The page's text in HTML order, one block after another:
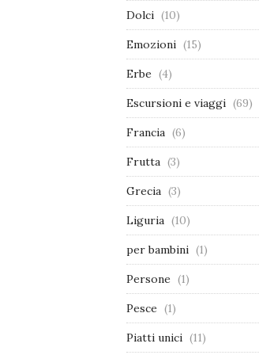
Dolci (10)
Emozioni (15)
Erbe (4)
Escursioni e viaggi (69)
Francia (6)
Frutta (3)
Grecia (3)
Liguria (10)
per bambini (1)
Persone (1)
Pesce (1)
Piatti unici (11)